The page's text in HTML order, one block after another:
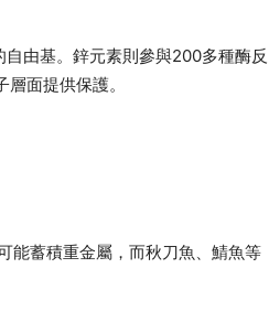
由基。鋅元素則參與200多種酶反
面提供保護。
能蓄積重金屬，而秋刀魚、鯖魚等